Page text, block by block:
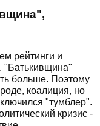
рейтинги и
"Батькивщина"
больше. Поэтому
коалиция, но
"тумблер".
кризис -